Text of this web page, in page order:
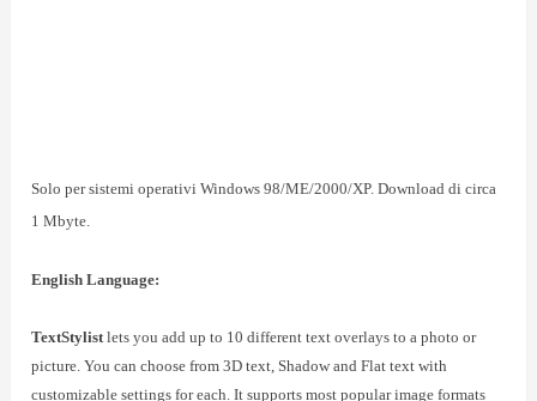
Solo per sistemi operativi Windows98/ME/2000/XP. Download di circa
1 Mbyte.
English Language:
TextStylistlets you add up to 10 different text overlays to a photo or
picture. You can choose from 3D text, Shadow and Flat text with
customizable settings for each. It supports most popular image formats